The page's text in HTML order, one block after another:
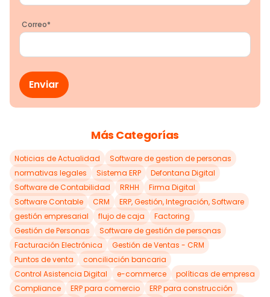
Correo*
Más Categorías
Noticias de Actualidad
Software de gestion de personas
normativas legales
Sistema ERP
Defontana Digital
Software de Contabilidad
RRHH
Firma Digital
Software Contable
CRM
ERP, Gestión, Integración, Software
gestión empresarial
flujo de caja
Factoring
Gestión de Personas
Software de gestión de personas
Facturación Electrónica
Gestión de Ventas - CRM
Puntos de venta
conciliación bancaria
Control Asistencia Digital
e-commerce
políticas de empresa
Compliance
ERP para comercio
ERP para construcción